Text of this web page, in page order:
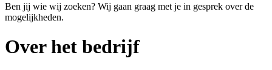
Ben jij wie wij zoeken? Wij gaan graag met je in gesprek over de
mogelijkheden.
Over het bedrijf